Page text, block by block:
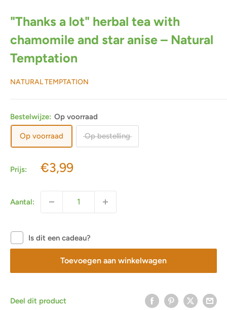
"Thanks a lot" herbal tea with
chamomile and star anise – Natural
Temptation
NATURAL TEMPTATION
Bestelwijze: Op voorraad
Op voorraad Op bestelling
Prijs: Actieprijs
€3,99
Aantal:
Is dit een cadeau?
Toevoegen aan winkelwagen
Deel dit product